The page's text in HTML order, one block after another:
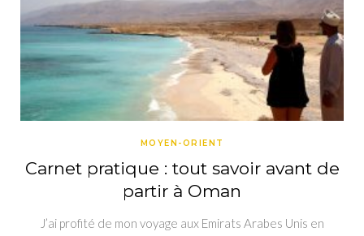
MOYEN-ORIENT
Carnet pratique : tout savoir avant de
partir à Oman
J’ai profité de mon voyage aux Emirats Arabes Unis en